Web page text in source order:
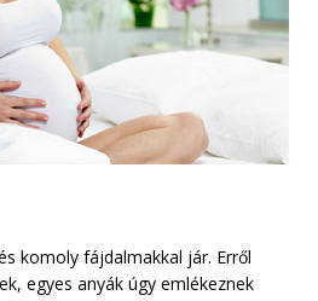
komoly fájdalmakkal jár. Erről
egyes anyák úgy emlékeznek